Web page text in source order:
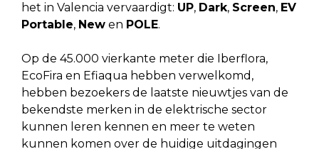
het in Valencia vervaardigt: UP, Dark, Screen, EV
Portable, New en POLE.
Op de 45.000 vierkante meter die Iberflora,
EcoFira en Efiaqua hebben verwelkomd,
hebben bezoekers de laatste nieuwtjes van de
bekendste merken in de elektrische sector
kunnen leren kennen en meer te weten
kunnen komen over de huidige uitdagingen